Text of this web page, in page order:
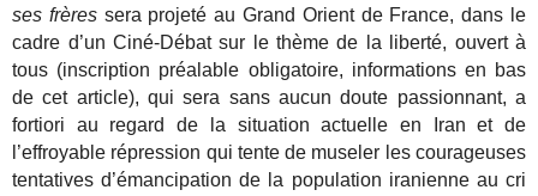
ses frères sera projeté au Grand Orient de France, dans le
cadre d’un Ciné-Débat sur le thème de la liberté, ouvert à
tous (inscription préalable obligatoire, informations en bas
de cet article), qui sera sans aucun doute passionnant, a
fortiori au regard de la situation actuelle en Iran et de
l’effroyable répression qui tente de museler les courageuses
tentatives d’émancipation de la population iranienne au cri